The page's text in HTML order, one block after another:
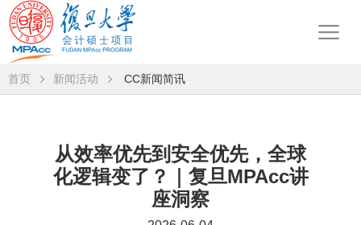
首页 新闻活动 CC新闻简讯
从效率优先到安全优先，全球
化逻辑变了？｜复旦MPAcc讲
座洞察